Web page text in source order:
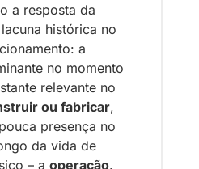
a resposta da
histórica no
a
no momento
relevante no
ou fabricar,
presença no
da vida de
– a operação.